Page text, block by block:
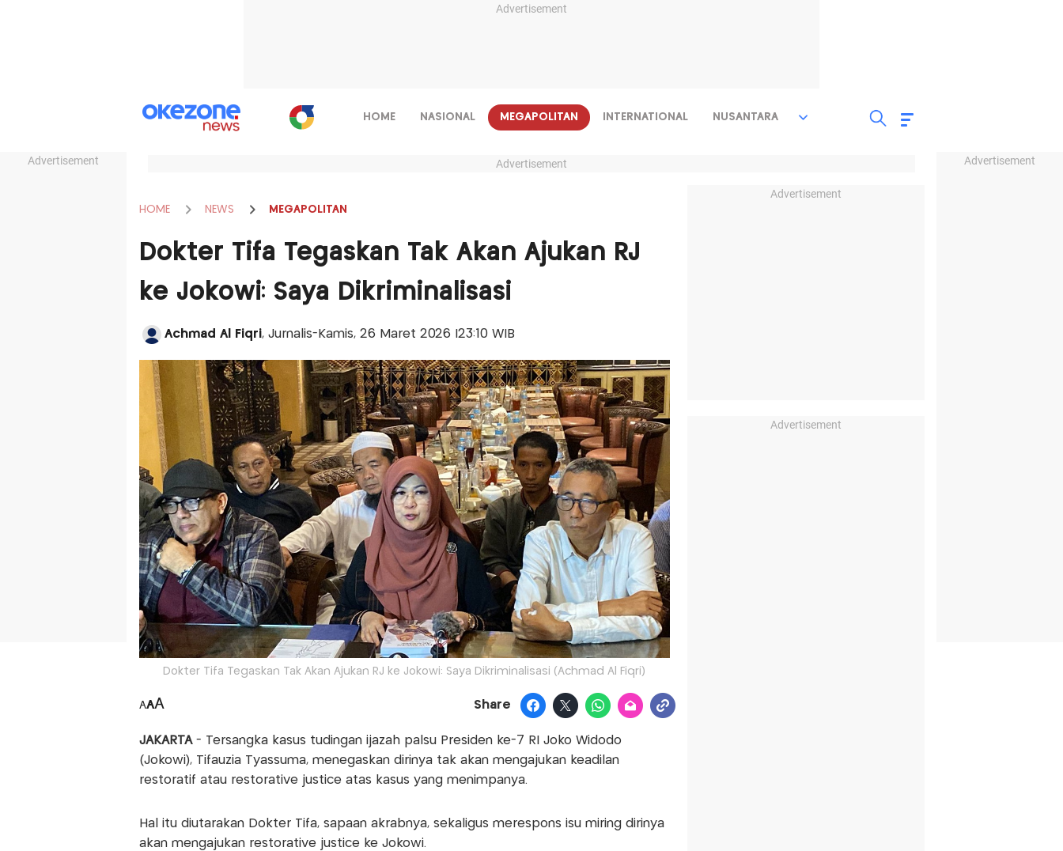
Advertisement
Advertisement Advertisement
HOME NASIONAL MEGAPOLITAN INTERNATIONAL NUSANTARA
Advertisement
HOME NEWS MEGAPOLITAN
Dokter Tifa Tegaskan Tak Akan Ajukan RJ
ke Jokowi: Saya Dikriminalisasi
Achmad Al Fiqri, Jurnalis-Kamis, 26 Maret 2026 |23:10 WIB
Dokter Tifa Tegaskan Tak Akan Ajukan RJ ke Jokowi: Saya Dikriminalisasi (Achmad Al Fiqri)
AAA Share
JAKARTA- Tersangka kasus tudingan ijazah palsu Presiden ke-7 RI Joko Widodo
(Jokowi), Tifauzia Tyassuma, menegaskan dirinya tak akan mengajukan keadilan
restoratif atau restorative justice atas kasus yang menimpanya.
Hal itu diutarakan Dokter Tifa, sapaan akrabnya, sekaligus merespons isu miring dirinya
akan mengajukan restorative justice ke Jokowi.
Advertisement
Advertisement